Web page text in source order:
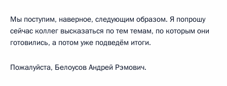
Мы поступим, наверное, следующим образом. Я попрошу
сейчас коллег высказаться по тем темам, по которым они
готовились, а потом уже подведём итоги.
Пожалуйста, Белоусов Андрей Рэмович.